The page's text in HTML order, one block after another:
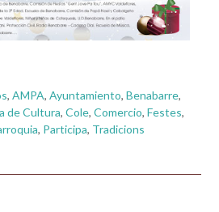
, AMPA, Ayuntamiento, Benabarre,
de Cultura, Cole, Comercio, Festes,
, Participa, Tradicions